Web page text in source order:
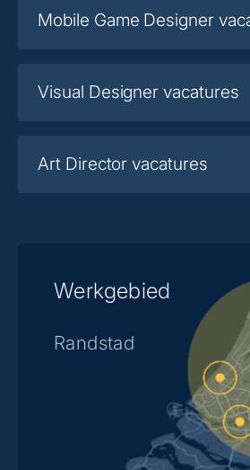
Mobile Game Designer
Visual Designer vacatures
Art Director vacatures
Werkgebied
Randstad